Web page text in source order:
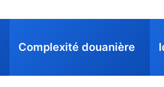
Complexité douanière